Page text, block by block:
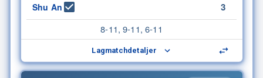
Shu An 3
8-11, 9-11, 6-11
Lagmatchdetaljer